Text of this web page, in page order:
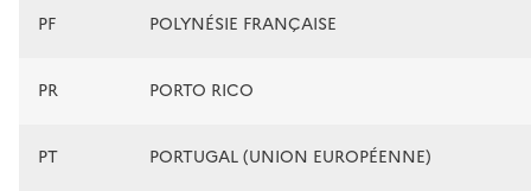
PF POLYNÉSIE FRANÇAISE
PR PORTO RICO
PT PORTUGAL (UNION EUROPÉENNE)